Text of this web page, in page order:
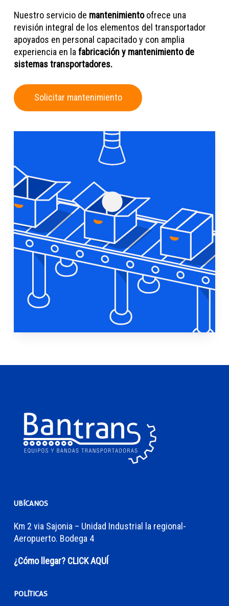
Nuestro servicio de mantenimientoofrece una
revisión integral de los elementos del transportador
apoyados en personal capacitado y con amplia
experiencia en la fabricación y mantenimiento de
sistemas transportadores.
Sol icitar mantenimiento
UBÍCANOS
Km 2 via Sajonia – Unidad Industrial la regional-
Aeropuerto. Bodega 4
¿Cómo llegar? CLICK AQUÍ
POLÍTICAS